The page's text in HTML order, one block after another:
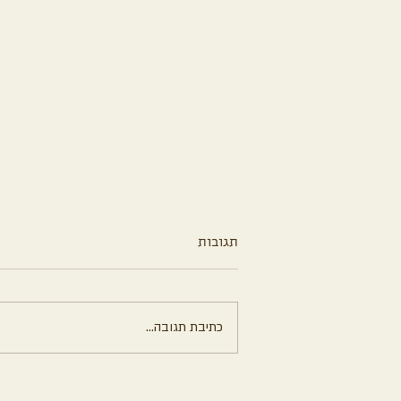
תגובות
כתיבת תגובה...